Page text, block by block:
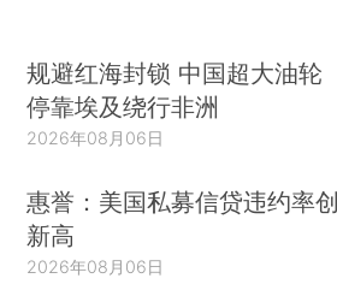
规避红海封锁 中国超大油轮
停靠埃及绕行非洲
2026年08月06日
惠誉：美国私募信贷违约率创
新高
2026年08月06日